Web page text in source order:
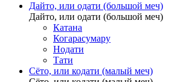
Дайто, или одати (большой меч)
Дайто, или одати (большой меч)
Катана
Когарасумару
Нодати
Тати
Сёто, или кодати (малый меч)